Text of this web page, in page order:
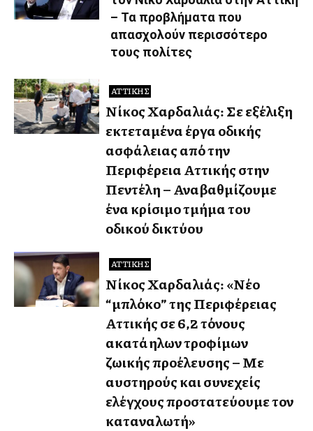
– Τα προβλήματα που
απασχολούν περισσότερο
τους πολίτες
ΑΤΤΙΚΉΣ
Νίκος Χαρδαλιάς: Σε εξέλιξη
εκτεταμένα έργα οδικής
ασφάλειας από την
Περιφέρεια Αττικής στην
Πεντέλη – Αναβαθμίζουμε
ένα κρίσιμο τμήμα του
οδικού δικτύου
ΑΤΤΙΚΉΣ
Νίκος Χαρδαλιάς: «Νέο
“μπλόκο” της Περιφέρειας
Αττικής σε 6,2 τόνους
ακατάλληλων τροφίμων
ζωικής προέλευσης – Με
αυστηρούς και συνεχείς
ελέγχους προστατεύουμε τον
καταναλωτή»